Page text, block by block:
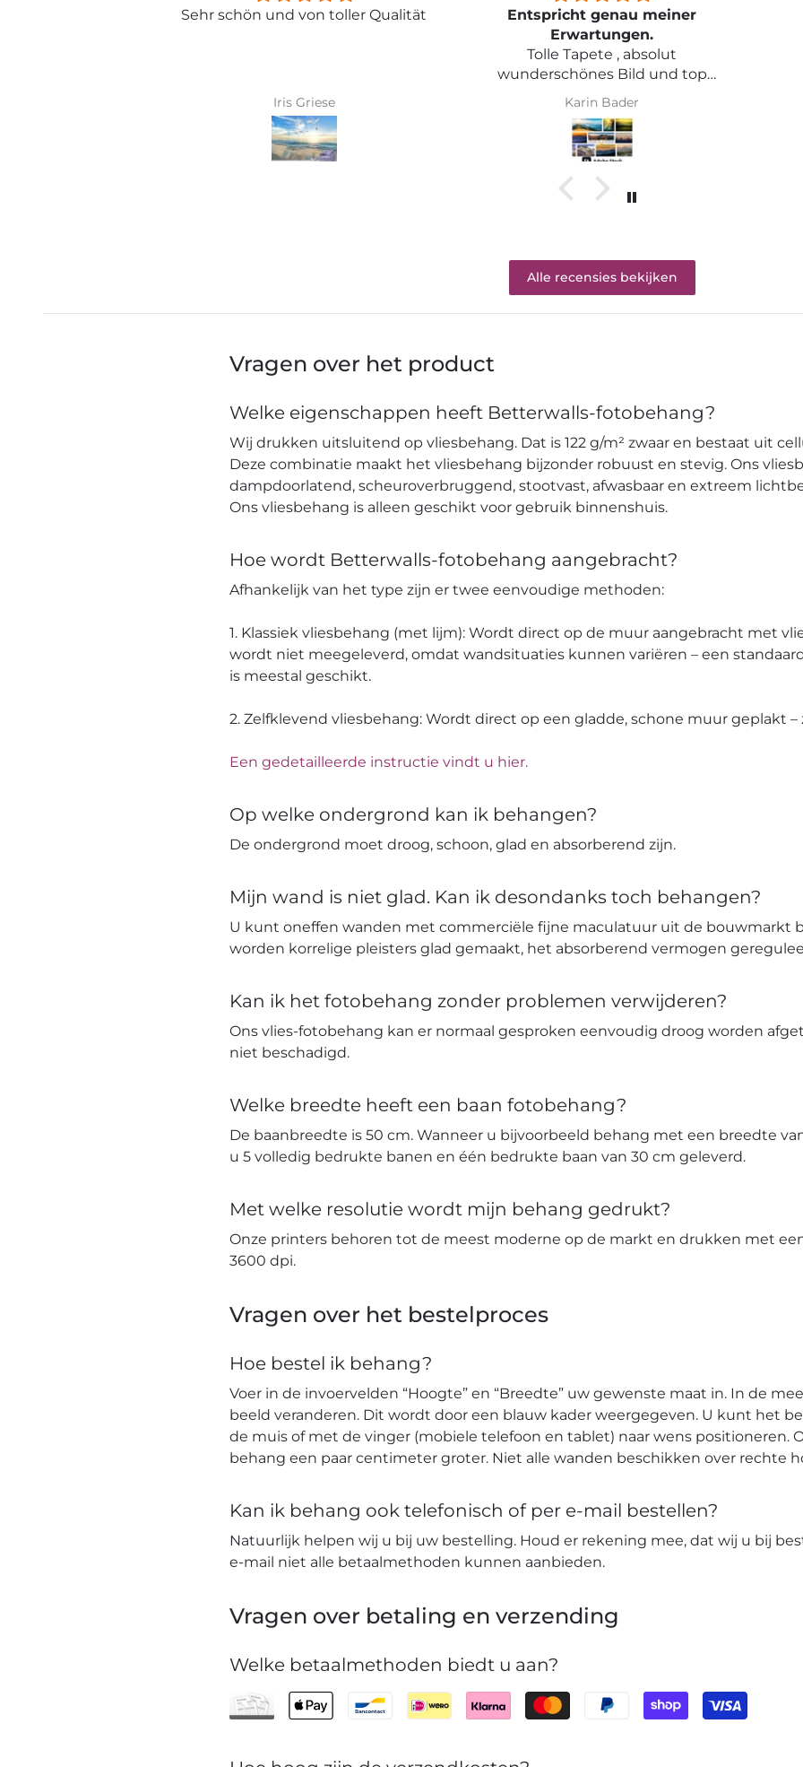
Sehr schön und von toller Qualität
Iris Griese
Entspricht genau meiner
Erwartungen.
Tolle Tapete , absolut
wunderschönes Bild und top
Qualität .
Karin Bader
Alle recensies bekijken
Vragen over het product
Welke eigenschappen heeft Betterwalls-fotobehang?
Wij drukken uitsluitend op vliesbehang. Dat is 122 g/m² zwaar en bestaat uit
Deze combinatie maakt het vliesbehang bijzonder robuust en stevig. Ons
dampdoorlatend, scheuroverbruggend, stootvast, afwasbaar en extreem
Ons vliesbehang is alleen geschikt voor gebruik binnenshuis.
Hoe wordt Betterwalls-fotobehang aangebracht?
Afhankelijk van het type zijn er twee eenvoudige methoden:
1. Klassiek vliesbehang (met lijm): Wordt direct op de muur aangebracht met
wordt niet meegeleverd, omdat wandsituaties kunnen variëren – een
is meestal geschikt.
2. Zelfklevend vliesbehang: Wordt direct op een gladde, schone muur geplakt –
Een gedetailleerde instructie vindt u hier.
Op welke ondergrond kan ik behangen?
De ondergrond moet droog, schoon, glad en absorberend zijn.
Mijn wand is niet glad. Kan ik desondanks toch behangen?
U kunt oneffen wanden met commerciële fijne maculatuur uit de bouwmarkt
worden korrelige pleisters glad gemaakt, het absorberend vermogen
Kan ik het fotobehang zonder problemen verwijderen?
Ons vlies-fotobehang kan er normaal gesproken eenvoudig droog worden
niet beschadigd.
Welke breedte heeft een baan fotobehang?
De baanbreedte is 50 cm. Wanneer u bijvoorbeeld behang met een breedte
u 5 volledig bedrukte banen en één bedrukte baan van 30 cm geleverd.
Met welke resolutie wordt mijn behang gedrukt?
Onze printers behoren tot de meest moderne op de markt en drukken met
3600 dpi.
Vragen over het bestelproces
Hoe bestel ik behang?
Voer in de invoervelden “Hoogte” en “Breedte” uw gewenste maat in. In de
beeld veranderen. Dit wordt door een blauw kader weergegeven. U kunt het
de muis of met de vinger (mobiele telefoon en tablet) naar wens positioneren.
behang een paar centimeter groter. Niet alle wanden beschikken over rechte
Kan ik behang ook telefonisch of per e-mail bestellen?
Natuurlijk helpen wij u bij uw bestelling. Houd er rekening mee, dat wij u bij
e-mail niet alle betaalmethoden kunnen aanbieden.
Vragen over betaling en verzending
Welke betaalmethoden biedt u aan?